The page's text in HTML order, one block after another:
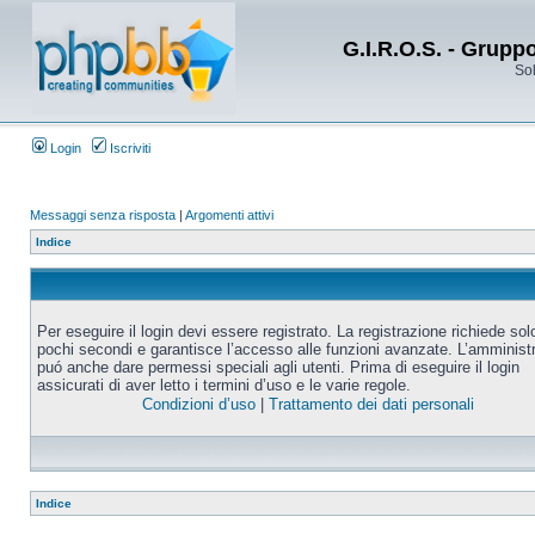
G.I.R.O.S. -
Login Iscriviti
Messaggi senza risposta | Argomenti attivi
Indice
Per eseguire il login devi essere registrato. La registrazione richiede
pochi secondi e garantisce l’accesso alle funzioni avanzate.
puó anche dare permessi speciali agli utenti. Prima di eseguire il login
assicurati di aver letto i termini d’uso e le varie regole.
Condizioni d’uso| Trattamento dei dati personali
Indice